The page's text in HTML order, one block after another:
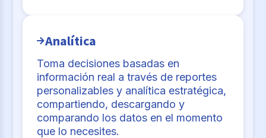
Analítica
Toma decisiones basadas en
información real a través de reportes
personalizables y analítica estratégica,
compartiendo, descargando y
comparando los datos en el momento
que lo necesites.